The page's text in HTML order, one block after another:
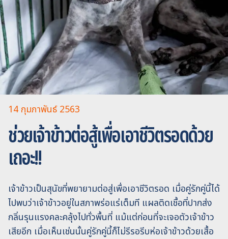
14 กุมภาพันธ์ 2563
ช่วยเจ้าข้าวต่อสู้เพื่อเอาชีวิตรอดด้วย
เถอะ!!
เจ้าข้าวเป็นสุนัขที่พยายามต่อสู่เพื่อเอาชีวิตรอด เมื่อคู่รักคู่นี้ได้
ไปพบว่าเจ้าข้าวอยู่ในสภาพร่อแร่เต็มที แผลติดเชื้อที่ปากส่ง
กลิ่นรุนแรงคละคลุ้งไปทั่วพื้นที่ แม้แต่ก่อนที่จะเจอตัวเจ้าข้าว
เสียอีก เมื่อเห็นเช่นนั้นคู่รักคู่นี้ก็ไม่รีรอรีบห่อเจ้าข้าวด้วยเสื้อ